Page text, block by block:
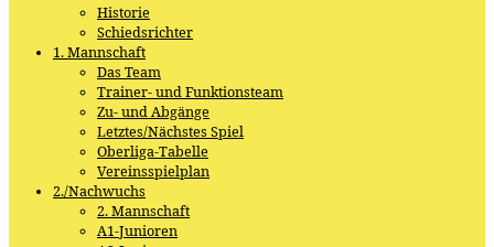
Historie
Schiedsrichter
1. Mannschaft
Das Team
Trainer- und Funktionsteam
Zu- und Abgänge
Letztes/Nächstes Spiel
Oberliga-Tabelle
Vereinsspielplan
2./Nachwuchs
2. Mannschaft
A1-Junioren